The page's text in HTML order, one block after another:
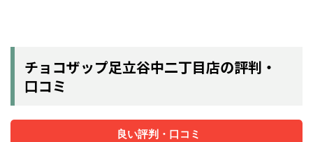
チョコザップ足立谷中二丁目店の評判・
口コミ
良い評判・口コミ